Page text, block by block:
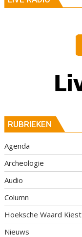
RUBRIEKEN
Agenda
Archeologie
Audio
Column
Hoeksche Waard Kiest
Nieuws